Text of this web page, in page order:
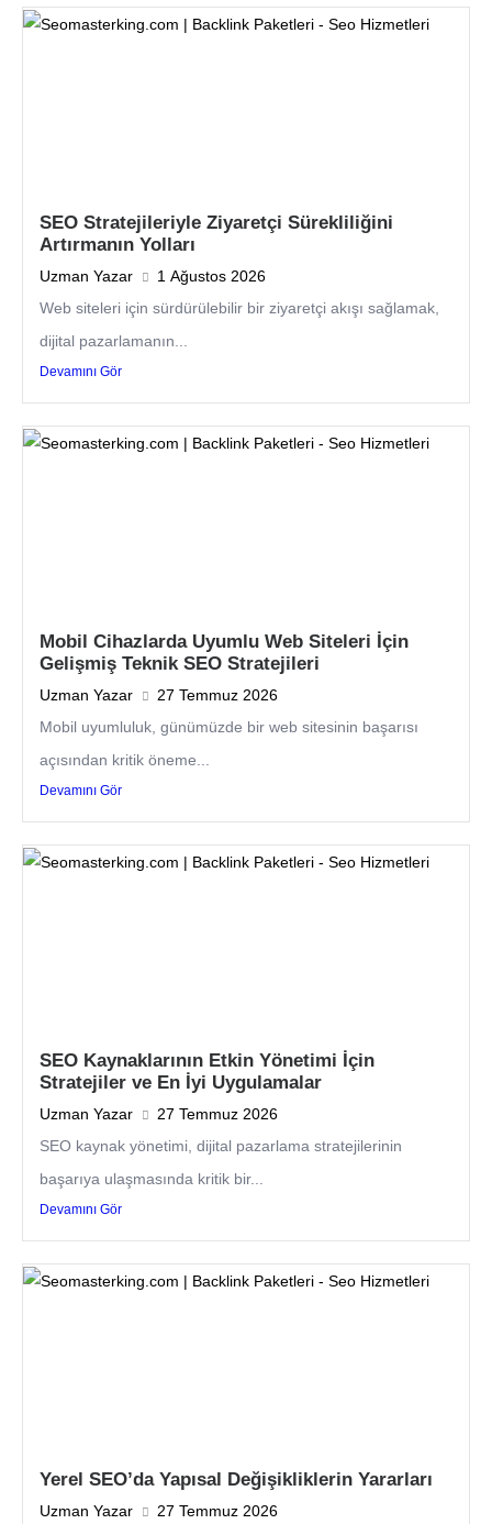
SEO Stratejileriyle Ziyaretçi Sürekliliğini
Artırmanın Yolları
Uzman Yazar
1 Ağustos 2026
Web siteleri için sürdürülebilir bir ziyaretçi akışı sağlamak,
dijital pazarlamanın...
Devamını Gör
Mobil Cihazlarda Uyumlu Web Siteleri İçin
Gelişmiş Teknik SEO Stratejileri
Uzman Yazar
27 Temmuz 2026
Mobil uyumluluk, günümüzde bir web sitesinin başarısı
açısından kritik öneme...
Devamını Gör
SEO Kaynaklarının Etkin Yönetimi İçin
Stratejiler ve En İyi Uygulamalar
Uzman Yazar
27 Temmuz 2026
SEO kaynak yönetimi, dijital pazarlama stratejilerinin
başarıya ulaşmasında kritik bir...
Devamını Gör
Yerel SEO’da Yapısal Değişikliklerin Yararları
Uzman Yazar 27 Temmuz 2026